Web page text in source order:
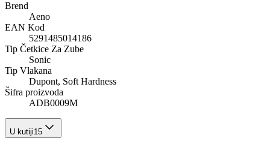
Brend
Aeno
EAN Kod
5291485014186
Tip Četkice Za Zube
Sonic
Tip Vlakana
Dupont, Soft Hardness
Šifra proizvoda
ADB0009M
U kutiji15